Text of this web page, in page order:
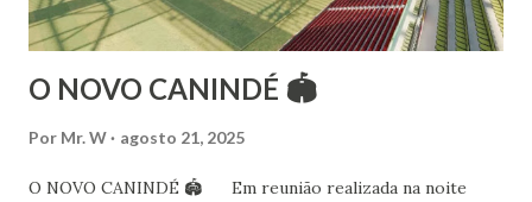
O NOVO CANINDÉ 🏟
Por Mr. W agosto 21, 2025
O NOVO CANINDÉ 🏟 Em reunião realizada na noite